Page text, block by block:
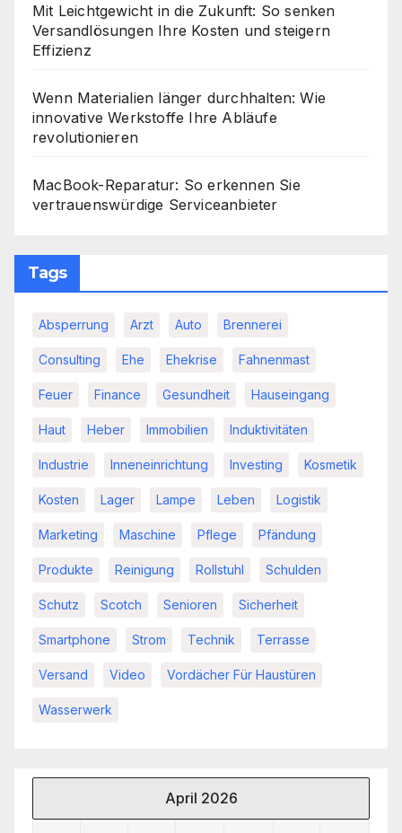
Mit Leichtgewicht in die Zukunft: So senken
Versandlösungen Ihre Kosten und steigern
Effizienz
Wenn Materialien länger durchhalten: Wie
innovative Werkstoffe Ihre Abläufe
revolutionieren
MacBook-Reparatur: So erkennen Sie
vertrauenswürdige Serviceanbieter
Tags
Absperrung Arzt Auto Brennerei
Consulting Ehe Ehekrise Fahnenmast
Feuer Finance Gesundheit Hauseingang
Haut Heber Immobilien Induktivitäten
Industrie Inneneinrichtung Investing Kosmetik
Kosten Lager Lampe Leben Logistik
Marketing Maschine Pflege Pfändung
Produkte Reinigung Rollstuhl Schulden
Schutz Scotch Senioren Sicherheit
Smartphone Strom Technik Terrasse
Versand Video Vordächer Für Haustüren
Wasserwerk
April 2026